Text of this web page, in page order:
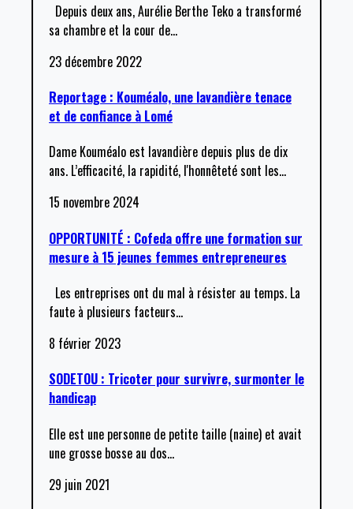
Depuis deux ans, Aurélie Berthe Teko a transformé
sa chambre et la cour de…
23 décembre 2022
Reportage : Kouméalo, une lavandière tenace
et de confiance à Lomé
Dame Kouméalo est lavandière depuis plus de dix
ans. L’efficacité, la rapidité, l'honnêteté sont les…
15 novembre 2024
OPPORTUNITÉ : Cofeda offre une formation sur
mesure à 15 jeunes femmes entrepreneures
Les entreprises ont du mal à résister au temps. La
faute à plusieurs facteurs…
8 février 2023
SODETOU : Tricoter pour survivre, surmonter le
handicap
Elle est une personne de petite taille (naine) et avait
une grosse bosse au dos…
29 juin 2021